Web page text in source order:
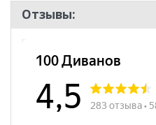
Наличие спинки
Цвет сидения
Синий
Нагрузка
Наличие
подлокотников
Отзывы: